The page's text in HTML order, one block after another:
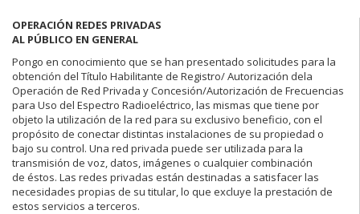
OPERACIÓN REDES PRIVADAS
AL PÚBLICO EN GENERAL
Pongo en conocimiento que se han presentado solicitudes para la
obtención del Título Habilitante de Registro/ Autorización dela
Operación de Red Privada y Concesión/Autorización de Frecuencias
para Uso del Espectro Radioeléctrico, las mismas que tiene por
objeto la utilización de la red para su exclusivo beneficio, con el
propósito de conectar distintas instalaciones de su propiedad o
bajo su control. Una red privada puede ser utilizada para la
transmisión de voz, datos, imágenes o cualquier combinación
de éstos. Las redes privadas están destinadas a satisfacer las
necesidades propias de su titular, lo que excluye la prestación de
estos servicios a terceros.